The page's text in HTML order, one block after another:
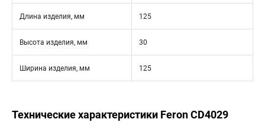
Длина изделия, мм 125
Высота изделия, мм 30
Ширина изделия, мм 125
Технические характеристики Feron CD4029